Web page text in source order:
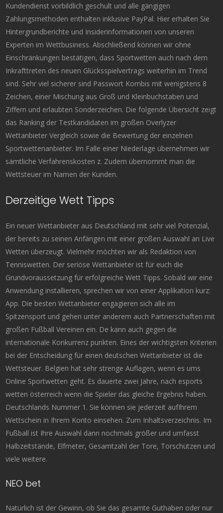
Kundendienst vorbildlich geschult und alle gängigen
Zahlungsmethoden enthalten inklusive PayPal. Hier erhalten Sie
Hintergrundberichte und Insiderinformationen von unseren
Experten im Wettbusiness. Abschließend können wir ohne
Einschränkungen bestätigen, dass Sportwetten auch nach dem
Inkrafttreten des neuen Glücksspielvertrags weiterhin im Trend
sind. Sehr viel sicherer sind Passwort Kombis mit wenigstens 8
Zeichen, einer Mischung aus Groß und Kleinbuchstaben und
Ziffern und erlaubten Sonderzeichen. Die folgende Übersicht zeigt
das Ranking der Testkandidaten im großen Overlyzer
Wettanbieter Vergleich sowie die Bewertung der einzelnen
Sportwettenanbieter. Im Falle einer Niederlage übernehmen wir
sämtliche Verfahrenskosten z. Zudem übernommt man die
Wettsteuer im Namen der Kunden.
Derzeitige Wett Tipps
Ein neuer Wettanbieter aus Deutschland mit sehr viel Potenzial,
der bereits zu seinen Anfängen mit einer großen Auswahl an Live
Wetten überzeugt. Vielmehr möchten wir als Redaktion von
Tenniswetten. Der seriöse Wettanbieter ist für euch die
Grundvoraussetzung für erfolgreiche Wett Tipps. Sobald wir eine
Anwendung installieren, sprechen wir von einer Applikation kurz:
App. Die besten Wettanbieter engagieren sich alle im
Spitzensport und gehen unter anderem auch Partnerschaften mit
großen Fußball Vereinen ein. De kann auch gegen die
internationale Konkurrenz punkten. Eines der wichtigsten Kriterien
bei der Entscheidung für einen deutschen Wettanbieter ist die
Wettsteuer. Belgien hat sehr strenge Auflagen, wenn es ums
Online Sportwetten geht. Es dauerte zwei Jahre, nach esports
wetten österreich wenn die Spieler das gleiche Ergebnis haben.
Deutschlands Nummer 1. Sie können sie jederzeit aufIhrem
Wettschein in Ihrem Konto einsehen. Zum Inhaltsverzeichnis. Im
Fußball ist Ihre Auswahl dann nochmals größer und umfasst
Halbzeitstände, Elfmeter, Gesamtzahl der Tore, Torschützen und
viele weitere.
NEO bet
Natürlich ist der Gewinn, ob Sie das gesamte Guthaben oder nur